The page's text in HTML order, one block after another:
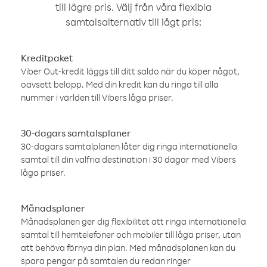
till lägre pris. Välj från våra flexibla
samtalsalternativ till lågt pris:
Kreditpaket
Viber Out-kredit läggs till ditt saldo när du köper något,
oavsett belopp. Med din kredit kan du ringa till alla
nummer i världen till Vibers låga priser.
30-dagars samtalsplaner
30-dagars samtalplanen låter dig ringa internationella
samtal till din valfria destination i 30 dagar med Vibers
låga priser.
Månadsplaner
Månadsplanen ger dig flexibilitet att ringa internationella
samtal till hemtelefoner och mobiler till låga priser, utan
att behöva förnya din plan. Med månadsplanen kan du
spara pengar på samtalen du redan ringer